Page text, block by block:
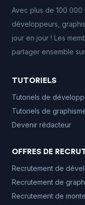
Avec plus de 100 000
développeurs,
jour en jour ! Les
partager ensemble
TUTORIELS
Tutoriels de
Tutoriels de
Devenir rédacteur
OFFRES DE
Recrutement de
Recrutement de
Recrutement de